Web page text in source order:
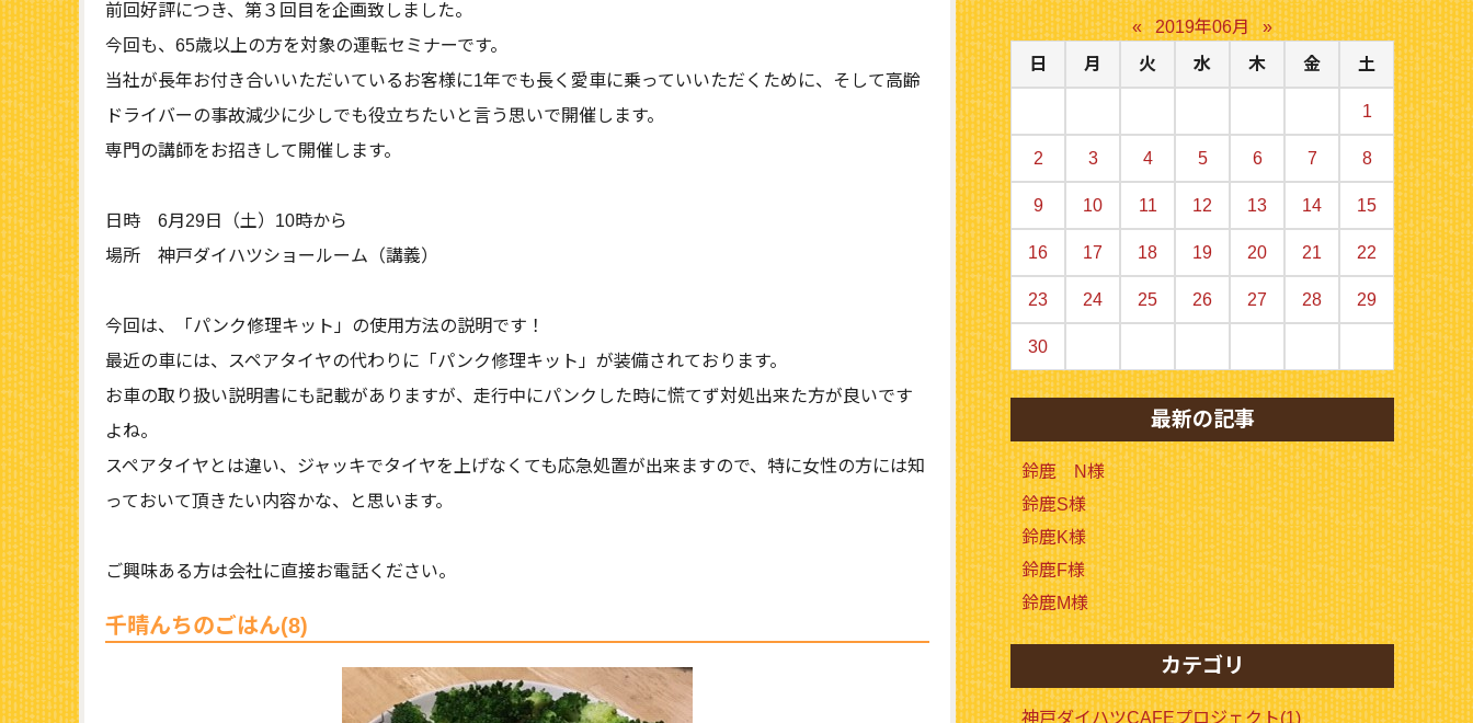
前回好評につき、第３回目を企画致しました。
今回も、65歳以上の方を対象の運転セミナーです。
当社が長年お付き合いいただいているお客様に1年でも長く愛車に乗っていいただくために、そして高齢
ドライバーの事故減少に少しでも役立ちたいと言う思いで開催します。
専門の講師をお招きして開催します。
日時 6月29日（土）10時から
場所 神戸ダイハツショールーム（講義）
今回は、「パンク修理キット」の使用方法の説明です！
最近の車には、スペアタイヤの代わりに「パンク修理キット」が装備されております。
お車の取り扱い説明書にも記載がありますが、走行中にパンクした時に慌てず対処出来た方が良いです
よね。
スペアタイヤとは違い、ジャッキでタイヤを上げなくても応急処置が出来ますので、特に女性の方には知
っておいて頂きたい内容かな、と思います。
ご興味ある方は会社に直接お電話ください。
千晴んちのごはん(8)
« 2019年06月
»
日
月 火 水 木 金 土
1
2 3 4 5 6 7 8
9 10 11 12 13 14 15
16 17 18 19 20 21 22
23 24 25 26 27 28 29
30
最新の記事
鈴鹿 N様
鈴鹿S様
鈴鹿K様
鈴鹿F様
鈴鹿M様
カテゴリ
神戸ダイハツCAFEプロジェクト(1)